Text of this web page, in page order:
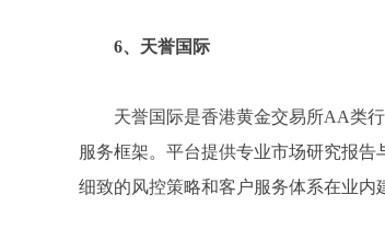
6、天誉国际
天誉国际是香港黄金交易所AA类
服务框架。平台提供专业市场研究报
细致的风控策略和客户服务体系在业内